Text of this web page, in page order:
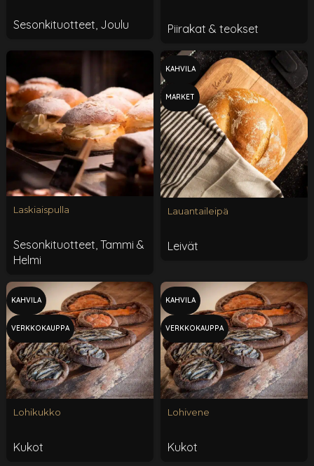
Sesonkituotteet Joulu Piirakat & teokset
Laskiaispulla
Sesonkituotteet Tammi &
Helmi
KAHVILA
MARKET
Lauantaileipä
Leivät
KAHVILA
VERKKOKAUPPA
Lohikukko
Kukot
KAHVILA
VERKKOKAUPPA
Lohivene
Kukot